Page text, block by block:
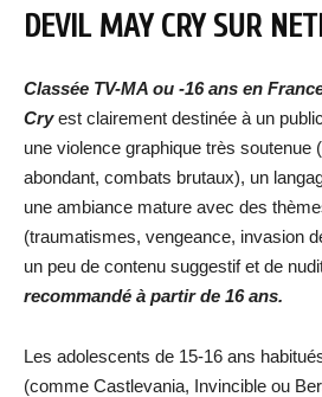
DEVIL MAY CRY SUR
Classée TV-MA ou -16 ans en
Cryest clairement destinée à un
une violence graphique très soutenue
abondant, combats brutaux), un
une ambiance mature avec des
(traumatismes, vengeance, invasion
un peu de contenu suggestif et de
recommandé à partir de 16 ans.
Les adolescents de 15-16 ans
(comme Castlevania, Invincible ou